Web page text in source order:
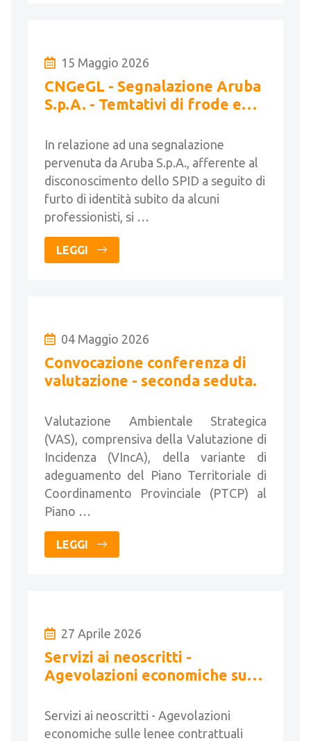
15 Maggio 2026
CNGeGL - Segnalazione Aruba
S.p.A. - Temtativi di frode e
In relazione ad una segnalazione
pervenuta da Aruba S.p.A., afferente al
disconoscimento dello SPID a seguito di
furto di identità subito da alcuni
professionisti, si …
LEGGI
04 Maggio 2026
Convocazione conferenza di
valutazione - seconda seduta.
Valutazione Ambientale Strategica
(VAS), comprensiva della Valutazione di
Incidenza (VIncA), della variante di
adeguamento del Piano Territoriale di
Coordinamento Provinciale (PTCP) al
Piano …
LEGGI
27 Aprile 2026
Servizi ai neoscritti -
Agevolazioni economiche sulle
Servizi ai neoscritti - Agevolazioni
economiche sulle lenee contrattuali